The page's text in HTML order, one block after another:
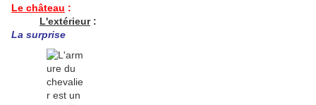
Le château :
L'extérieur:
La surprise